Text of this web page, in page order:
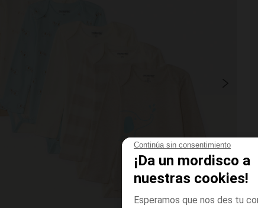
Continúa sin consentimiento
¡Da un mordisco a
nuestras cookies!
Esperamos que nos des tu